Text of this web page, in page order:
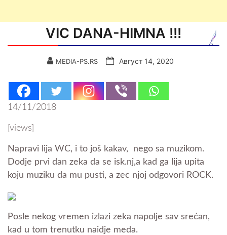
VIC DANA-HIMNA !!!
MEDIA-PS.RS Август 14, 2020
14/11/2018
[views]
Napravi lija WC, i to još kakav, nego sa muzikom.
Dodje prvi dan zeka da se isk.nj,a kad ga lija upita
koju muziku da mu pusti, a zec njoj odgovori ROCK.
Posle nekog vremen izlazi zeka napolje sav srećan,
kad u tom trenutku naidje meda.